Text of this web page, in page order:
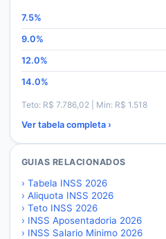
7.5%
9.0%
12.0%
14.0%
Teto: R$ 7.786,02 | Min: R$ 1.518
Ver tabela completa ›
GUIAS RELACIONADOS
› Tabela INSS 2026
› Aliquota INSS 2026
› Teto INSS 2026
› INSS Aposentadoria 2026
› INSS Salario Minimo 2026